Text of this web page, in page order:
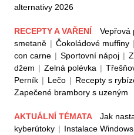
alternativy 2026
RECEPTY A VAŘENÍ Vepřová
smetaně | Čokoládové muffiny |
con carne | Sportovní nápoj |
džem | Zelná polévka |
Perník | Lečo | Recepty s
Zapečené brambory s uzeným
AKTUÁLNÍ TÉMATA Jak
kyberútoky | Instalace